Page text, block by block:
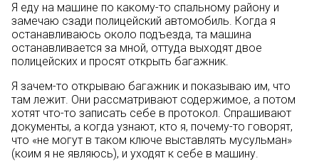
Я еду на машине по какому-то спальному району и
замечаю сзади полицейский автомобиль. Когда я
останавливаюсь около подъезда, та машина
останавливается за мной, оттуда выходят двое
полицейских и просят открыть багажник.
Я зачем-то открываю багажник и показываю им, что
там лежит. Они рассматривают содержимое, а потом
хотят что-то записать себе в протокол. Спрашивают
документы, а когда узнают, кто я, почему-то говорят,
что «не могут в таком ключе выставлять мусульман»
(коим я не являюсь), и уходят к себе в машину.